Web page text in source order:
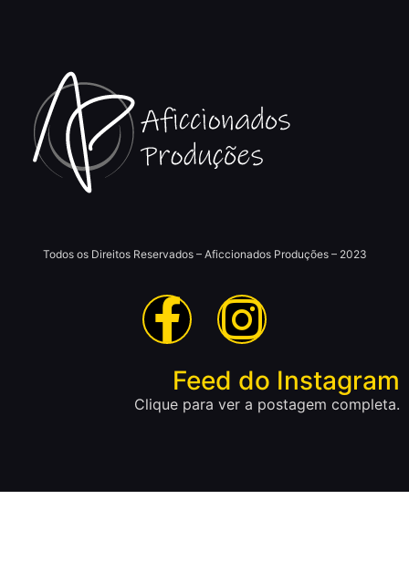
Todos os Direitos Reservados – Aficcionados Produções – 2023
Feed do Instagram
Clique para ver a postagem completa.